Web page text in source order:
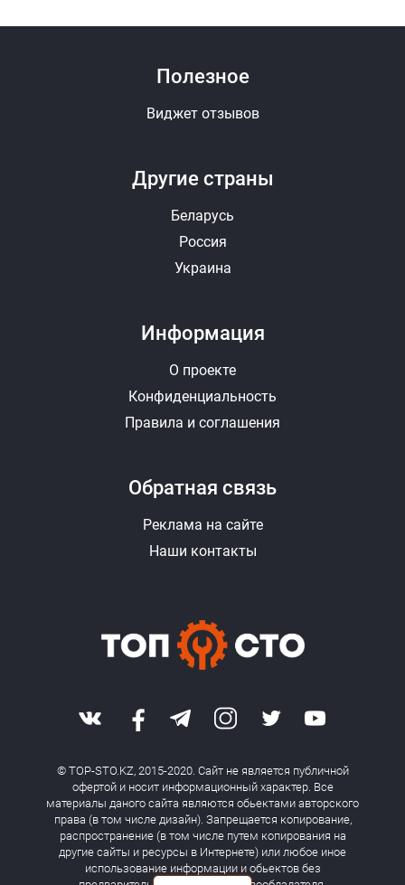
Другие страны
Беларусь
Россия
Украина
Полезное
Виджет отзывов
Информация
О проекте
Конфиденциальность
Правила и соглашения
Обратная связь
Реклама на сайте
Наши контакты
© TOP-STO.KZ, 2015-2020. Сайт не является публичной
офертой и носит информационный характер. Все
материалы даного сайта являются обьектами авторского
права (в том числе дизайн). Запрещается копирование,
распространение (в том числе путем копирования на
другие сайты и ресурсы в Интернете) или любое иное
использование информации и обьектов без